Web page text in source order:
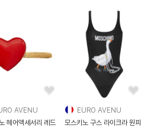
AVENU
헤어액세서리 레드
EURO AVENU
모스키노 구스 라이크라 원피